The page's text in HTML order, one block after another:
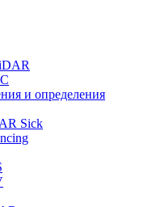
и определения
Sick